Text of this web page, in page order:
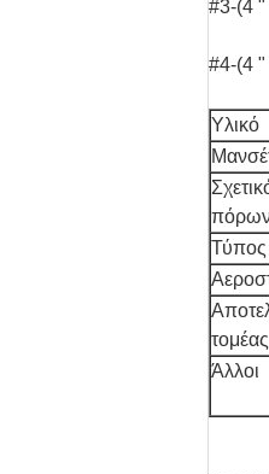
#3-(4
#4-(4
Υλικό
πόρων
Τύπος
Άλλοι